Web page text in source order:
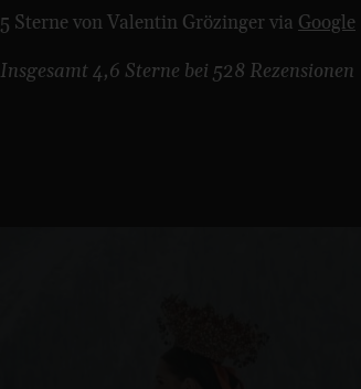
5 Sterne von Valentin Grözinger via Google
Insgesamt 4,6 Sterne bei 528 Rezensionen